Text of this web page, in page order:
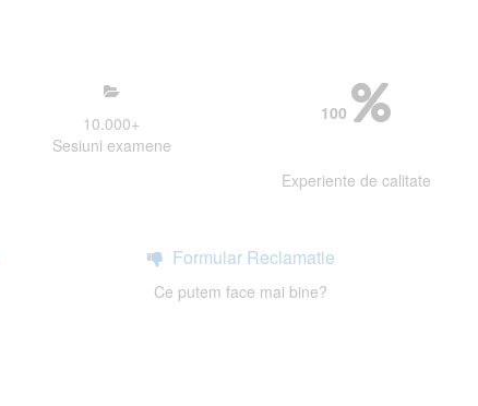
10.000+
Sesiuni examene
100
Experiente de calitate
Formular Reclamatie
Ce putem face mai bine?